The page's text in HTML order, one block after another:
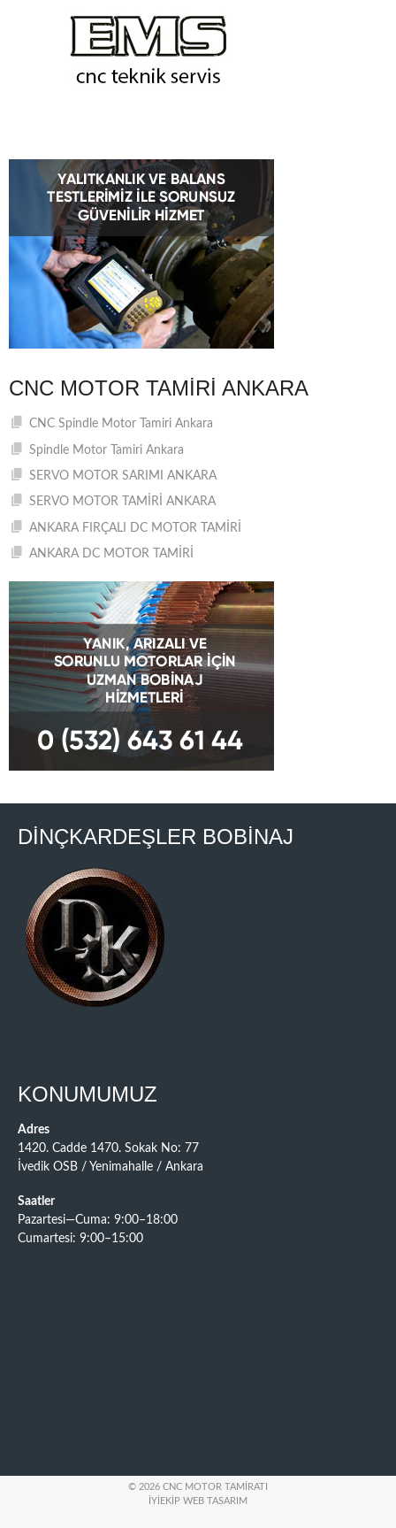
CNC MOTOR TAMIRI ANKARA
CNC Spindle Motor Tamiri Ankara
Spindle Motor Tamiri Ankara
SERVO MOTOR SARIMI ANKARA
SERVO MOTOR TAMİRİ ANKARA
ANKARA FIRÇALI DC MOTOR TAMİRİ
ANKARA DC MOTOR TAMİRİ
DİNÇKARDEŞLER BOBİNAJ
KONUMUMUZ
Adres
1420. Cadde 1470. Sokak No: 77
İvedik OSB / Yenimahalle / Ankara
Saatler
Pazartesi—Cuma: 9:00–18:00
Cumartesi: 9:00–15:00
© 2026 CNC MOTOR TAMIRATI
İYIEKIP WEB TASARIM